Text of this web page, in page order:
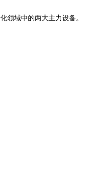
领域中的两大主力设备。